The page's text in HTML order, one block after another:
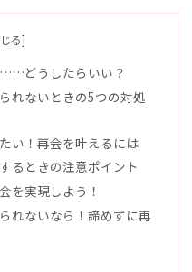
どうしたらいい？
れないときの5つの対処
い！再会を叶えるには
るときの注意ポイント
を実現しよう！
れないなら！諦めずに再